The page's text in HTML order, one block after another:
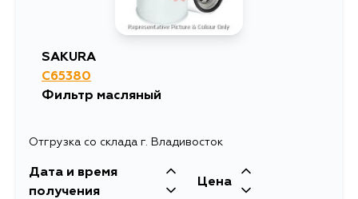
SAKURA
C65380
Фильтр масляный
Отгрузка со склада г. Владивосток
Дата и время
получения
Цена